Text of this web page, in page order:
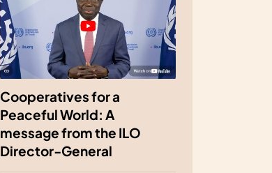
Cooperatives for a
Peaceful World: A
message from the ILO
Director-General